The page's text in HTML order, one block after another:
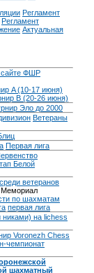
Регламент
Регламент
Актуальная
сайте ФШР
A (10-17 июня)
B (20-26 июня)
Эло до 2000
Ветераны
Первая лига
Белой
ветеранов
Мемориал
по шахматам
первая лига
на lichess
Voronezh Chess
чемпионат
шахматный